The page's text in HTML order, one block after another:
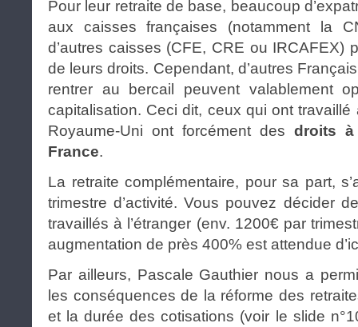
Pour leur retraite de base, beaucoup
aux caisses françaises (notamment la
d’autres caisses (CFE, CRE ou IRCAFEX)
de leurs droits. Cependant, d’autres
rentrer au bercail peuvent valablement
capitalisation. Ceci dit, ceux qui ont
Royaume-Uni ont forcément des droits
France.
La retraite complémentaire, pour sa part,
trimestre d’activité. Vous pouvez décider
travaillés à l’étranger (env. 1200€ par
augmentation de près 400% est attendue
Par ailleurs, Pascale Gauthier nous a
les conséquences de la réforme des
et la durée des cotisations (voir le slide